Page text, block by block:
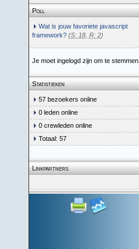
Poll
Wat is jouw favoriete javascript
framework? (S: 18, R: 2)
Je moet ingelogd zijn om te stemmen.
Statistieken
57 bezoekers online
0 leden online
0 crewleden online
Totaal: 57
Linkpartners